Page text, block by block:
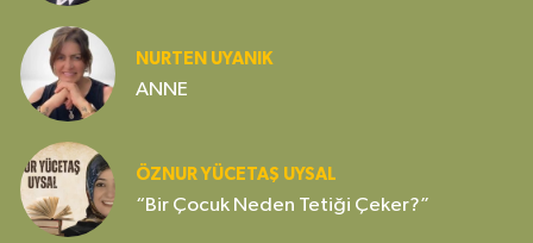
NURTEN UYANIK
ANNE
ÖZNUR YÜCETAŞ UYSAL
“Bir Çocuk Neden Tetiği Çeker?”